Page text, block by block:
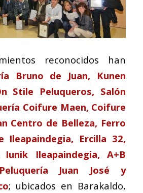
reconocidos han
Bruno de Juan, Kunen
Stile Peluqueros, Salón
Coifure Maen, Coifure
Centro de Belleza, Ferro
Ileapaindegia, Ercilla 32,
Iunik Ileapaindegia, A+B
Juan José y
; ubicados en Barakaldo,